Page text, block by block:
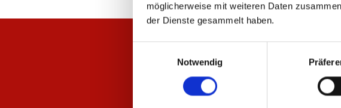
möglicherweise mit weiteren Daten
der Dienste gesammelt haben.
Notwendig